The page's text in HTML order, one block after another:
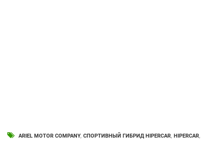
ARIEL MOTOR COMPANY, CПОРТИВНЫЙ ГИБРИД HIPERCAR, HIPERCAR,